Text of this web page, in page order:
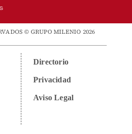
© GRUPO MILENIO 2026
Directorio
Privacidad
Aviso Legal